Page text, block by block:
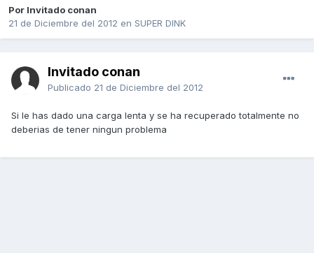
Por Invitado conan
21 de Diciembre del 2012 en SUPER DINK
Invitado conan
Publicado 21 de Diciembre del 2012
Si le has dado una carga lenta y se ha recuperado totalmente no
deberias de tener ningun problema